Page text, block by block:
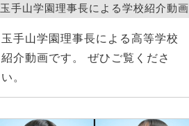
玉手山学園理事長による学校紹介動画
玉手山学園理事長による高等学校
紹介動画です。 ぜひご覧くださ
い。